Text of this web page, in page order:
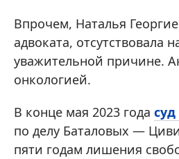
Впрочем, Наталья
адвоката, отсутствовала
уважительной причине.
онкологией.
В конце мая 2023 года
по делу Баталовых —
пяти годам лишения